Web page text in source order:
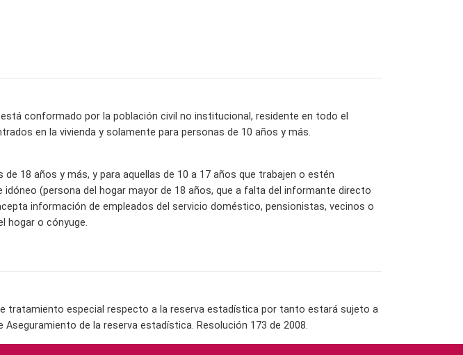
conformado por la población civil no institucional, residente en todo el
en la vivienda y solamente para personas de 10 años y más.
18 años y más, y para aquellas de 10 a 17 años que trabajen o estén
(persona del hogar mayor de 18 años, que a falta del informante directo
información de empleados del servicio doméstico, pensionistas, vecinos o
hogar o cónyuge.
tratamiento especial respecto a la reserva estadística por tanto estará sujeto a
de la reserva estadística. Resolución 173 de 2008.